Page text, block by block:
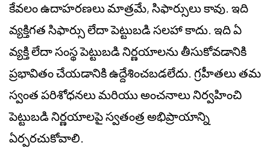
కేవలం ఉదాహరణలు మాత్రమే, సిఫార్సులు కావు. ఇది
వ్యక్తిగత సిఫార్సు లేదా పెట్టుబడి సలహా కాదు. ఇది ఏ
వ్యక్తి లేదా సంస్థ పెట్టుబడి నిర్ణయాలను తీసుకోవడానికి
ప్రభావితం చేయడానికి ఉద్దేశించబడలేదు. గ్రహీతలు తమ
స్వంత పరిశోధనలు మరియు అంచనాలు నిర్వహించి
పెట్టుబడి నిర్ణయాలపై స్వతంత్ర అభిప్రాయాన్ని
ఏర్పరచుకోవాలి.